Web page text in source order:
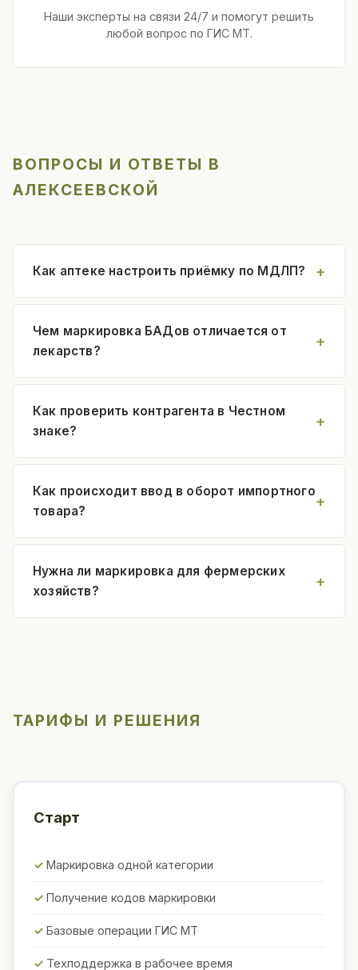
Наши эксперты на связи 24/7 и помогут решить
любой вопрос по ГИС МТ.
ВОПРОСЫ И ОТВЕТЫ В
АЛЕКСЕЕВСКОЙ
Как аптеке настроить приёмку по МДЛП?
Чем маркировка БАДов отличается от
лекарств?
Как проверить контрагента в Честном
знаке?
Как происходит ввод в оборот импортного
товара?
Нужна ли маркировка для фермерских
хозяйств?
ТАРИФЫ И РЕШЕНИЯ
Старт
Маркировка одной категории
Получение кодов маркировки
Базовые операции ГИС МТ
Техподдержка в рабочее время